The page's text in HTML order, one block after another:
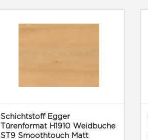
Schichtstoff Egger
Türenformat H1910 Weidbuche
ST9 Smoothtouch Matt